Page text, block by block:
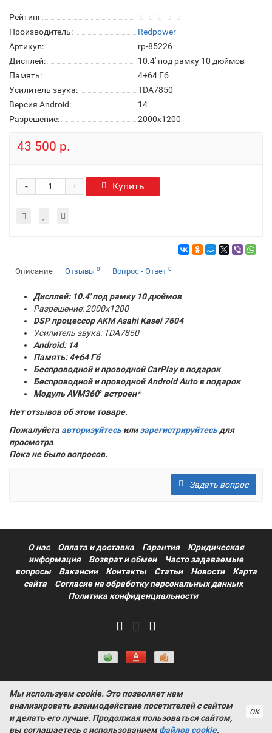
Рейтинг:
Производитель:
Redpower
Артикул:
rp-85226
Дисплей:
10.4' под рамку 10 дюймов
Память:
4+64 Гб
Усилитель звука:
TDA7850
Версия Android:
14
Разрешение:
2000x1200
43 500 р.
+
- Купить
Описание Отзывы 0 Вопрос - Ответ 0
Дисплей: 10.4' под рамку 10 дюймов
Разрешение: 2000x1200
DSP процессор AKM Asahi Kasei 7604
Усилитель звука: TDA7850
Android: 14
Память:4+64 Гб
Беспроводной и проводной CarPlay в подарок
Беспроводной и проводной Android Auto в подарок
Модуль AVM360° встроен*
Нет отзывов об этом товаре.
Пожалуйста авторизуйтесьилизарегистрируйтесьдля
просмотра
Пока не было вопросов.
Задать вопрос
О нас Оплата и доставка Гарантия
Юридическая
информация
Возврат и обмен
Часто задаваемые
вопросы
Вакансии Контакты Статьи Новости
Карта
сайта
Согласие на обработку персональных данных
Политика конфиденциальности
Информация на сайте носит ознакомительный характер и не
является публичной офертой, определяемой положениями
статьи 437 Гражданского кодекса РФ ProtectAuto © 2011-
2026
Мы используем cookie. Это позволяет нам
анализировать взаимодействие посетителей с сайтом
и делать его лучше. Продолжая пользоваться сайтом,
вы соглашаетесь с использованиемфайлов cookie.
ОК